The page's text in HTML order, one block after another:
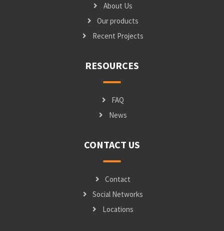
About Us
Our products
Recent Projects
RESOURCES
FAQ
News
CONTACT US
Contact
Social Networks
Locations